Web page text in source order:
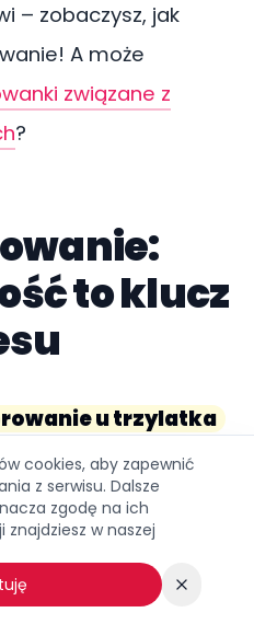
– zobaczysz, jak
A może
związane z
?
to klucz
u trzylatka
To czas, w
że jego działania
otoczenie
rodzice i
wszystkim
cookies, aby zapewnić
z serwisu. Dalsze
zgodę na ich
w naszej